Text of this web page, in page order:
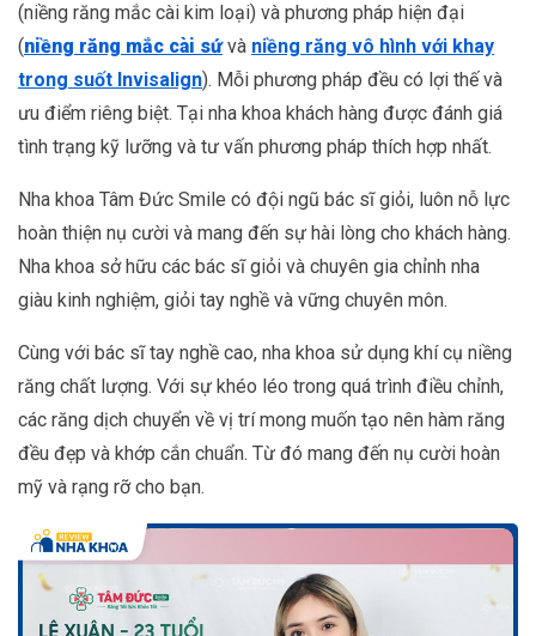
(niềng răng mắc cài kim loại) và phương pháp hiện đại
(niềng răng mắc cài sứvà niềng răng vô hình với khay
trong suốt Invisalign). Mỗi phương pháp đều có lợi thế và
ưu điểm riêng biệt. Tại nha khoa khách hàng được đánh giá
tình trạng kỹ lưỡng và tư vấn phương pháp thích hợp nhất.
Nha khoa Tâm Đức Smile có đội ngũ bác sĩ giỏi, luôn nỗ lực
hoàn thiện nụ cười và mang đến sự hài lòng cho khách hàng.
Nha khoa sở hữu các bác sĩ giỏi và chuyên gia chỉnh nha
giàu kinh nghiệm, giỏi tay nghề và vững chuyên môn.
Cùng với bác sĩ tay nghề cao, nha khoa sử dụng khí cụ niềng
răng chất lượng. Với sự khéo léo trong quá trình điều chỉnh,
các răng dịch chuyển về vị trí mong muốn tạo nên hàm răng
đều đẹp và khớp cắn chuẩn. Từ đó mang đến nụ cười hoàn
mỹ và rạng rỡ cho bạn.